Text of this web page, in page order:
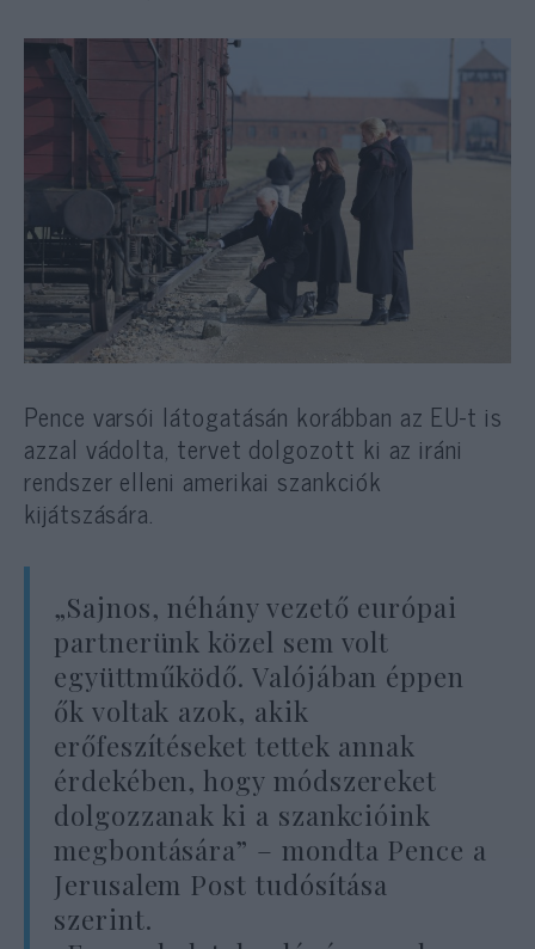
Pence varsói látogatásán korábban az EU-t is
azzal vádolta, tervet dolgozott ki az iráni
rendszer elleni amerikai szankciók
kijátszására.
„Sajnos, néhány vezető európai
partnerünk közel sem volt
együttműködő. Valójában éppen
ők voltak azok, akik
erőfeszítéseket tettek annak
érdekében, hogy módszereket
dolgozzanak ki a szankcióink
megbontására” – mondta Pence a
Jerusalem Post tudósítása
szerint.